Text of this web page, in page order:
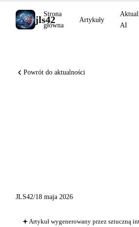
jls42
Strona
główna
Artykuły
AI
Powrót do aktualności
JLS42/18 maja 2026
Artykuł wygenerowany przez sztuczną